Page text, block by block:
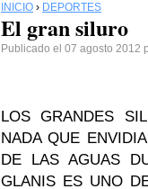
INICIO › DEPORTES
El gran siluro
Publicado el 07 agosto 2012
LOS GRANDES
NADA QUE
DE LAS AGUAS
GLANIS ES UNO